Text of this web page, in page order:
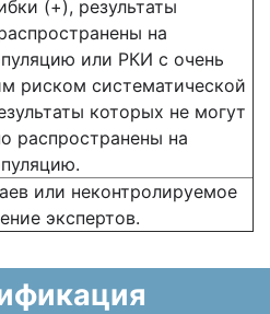
(+), результаты
на
или РКИ с очень
риском систематической
которых не могут
распространены на
или неконтролируемое
экспертов.